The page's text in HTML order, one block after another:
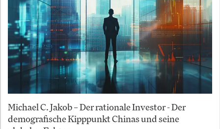
Michael C. Jakob – Der rationale Investor - Der
demografische Kipppunkt Chinas und seine